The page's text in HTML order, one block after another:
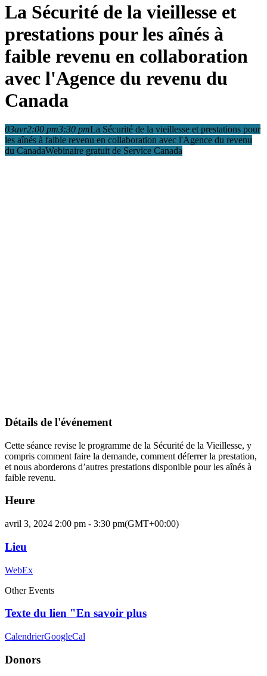
La Sécurité de la vieillesse et
prestations pour les aînés à
faible revenu en collaboration
avec l'Agence du revenu du
Canada
03avr2:00 pm3:30 pmLa Sécurité de la vieillesse et prestations pour
les aînés à faible revenu en collaboration avec l'Agence du revenu
du CanadaWebinaire gratuit de Service Canada
Détails de l'événement
Cette séance revise le programme de la Sécurité de la Vieillesse, y
compris comment faire la demande, comment déferrer la prestation,
et nous aborderons d’autres prestations disponible pour les aînés à
faible revenu.
Heure
avril 3, 2024 2:00 pm - 3:30 pm(GMT+00:00)
Lieu
WebEx
Other Events
Texte du lien "En savoir plus
CalendrierGoogleCal
Donors